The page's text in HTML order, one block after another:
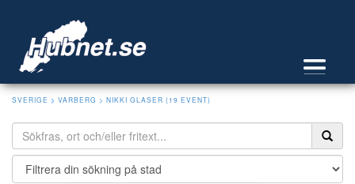
SVERIGE > VARBERG > NIKKI GLASER (19 EVENT)